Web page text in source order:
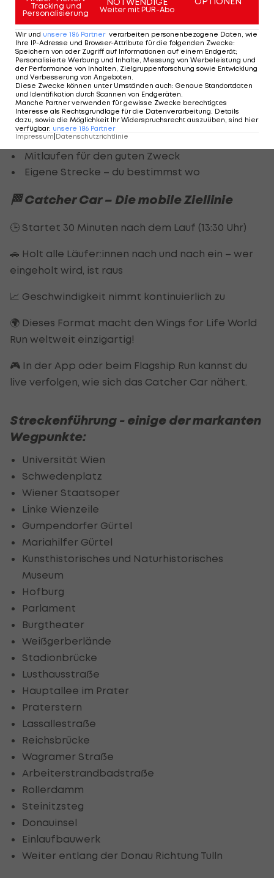
Die Teilnahme vor Ort istausverkauft–
teilnehmen kannst du dennoch.
Auch ohne Startplatz beim Flagship Run kannst du
mit der offiziellen Wings for Life World Run App
weltweit dabei sein – ob in Wien, am Land oder im
Urlaub:
Live-Start um 13:00 Uhr
Catcher Car in der App
Mitlaufen für den guten Zweck
Eigene Strecke – du bestimmst wo
🏁 Catcher Car – Die mobile Ziellinie
🕒 Startet 30 Minuten nach dem Lauf (13:30 Uhr)
🚗 Holt alle Läufer:innen nach und nach ein – wer
eingeholt wird, ist raus
📈 Geschwindigkeit nimmt kontinuierlich zu
🌍 Dieses Format macht den Wings for Life World
Run weltweit einzigartig!
🎮 In der App oder beim Flagship Run kannst du
live verfolgen, wie sich das Catcher Car nähert.
Streckenführung - einige der markanten
Wegpunkte:
Universität Wien
Schwedenplatz
Wiener Staatsoper
Linke Wienzeile
Gumpendorfer Gürtel
Mariahilfer Gürtel
Kunsthistorisches und Naturhistorisches
Museum
Hofburg
Parlament
Burgtheater
Weißgerberlände
Stadionbrücke
Lusthausstraße
Hauptallee im Prater
Praterstern
Lassallestraße
Reichsbrücke
Wagramer Straße
Arbeiterstrandbadstraße
Rollerdamm
Steinitzsteg
Donauinsel
Einlaufbauwerk
Weiter entlang der Donau Richtung Tulln
Tracking und
Personalisierung
Weiter mit PUR-Abo
Wir und unsere 186 Partner verarbeiten personenbezogene Daten, wie
Ihre IP-Adresse und Browser-Attribute für die folgenden Zwecke:
Speichern von oder Zugriff auf Informationen auf einem Endgerät;
Personalisierte Werbung und Inhalte, Messung von Werbeleistung und
der Performance von Inhalten, Zielgruppenforschung sowie Entwicklung
und Verbesserung von Angeboten
Diese Zwecke können unter Umständen auch: Genaue Standortdaten
und Identifikation durch Scannen von Endgeräten
Manche Partner verwenden für gewisse Zwecke berechtigtes
Interesse als Rechtsgrundlage für die Datenverarbeitung. Details
dazu, sowie die Möglichkeit Ihr Widerspruchsrecht auszuüben, sind hier
verfügbar: unsere 186 Partner
Impressum|Datenschutzrichtlinie